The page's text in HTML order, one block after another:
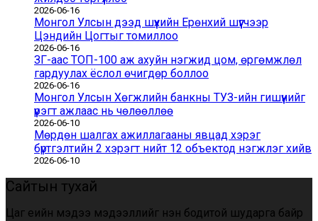
2026-06-16
Монгол Улсын дээд шүүхийн Ерөнхий шүүгчээр
Цэндийн Цогтыг томиллоо
2026-06-16
ЗГ-аас ТОП-100 аж ахуйн нэгжид цом, өргөмжлөл
гардуулах ёслол өчигдөр боллоо
2026-06-16
Монгол Улсын Хөгжлийн банкны ТУЗ-ийн гишүүнийг
үүрэгт ажлаас нь чөлөөллөө
2026-06-10
Мөрдөн шалгах ажиллагааны явцад хэрэг
бүртгэлтийн 2 хэрэгт нийт 12 объектод нэгжлэг хийв
2026-06-10
Сайтын тухай
Цаг үеийн мэдээ мэдээллийг үнэн бодитой шударга байр